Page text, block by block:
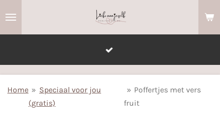
hoofdinhoud
Home » Speciaal voor jou
(gratis)
» Poffertjes met vers
fruit